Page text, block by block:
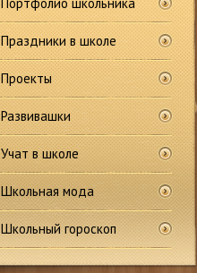
Праздники в школе
Проекты
Развивашки
Учат в школе
Школьная мода
Школьный гороскоп